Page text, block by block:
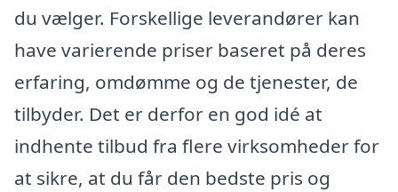
du vælger. Forskellige leverandører kan
have varierende priser baseret på deres
erfaring, omdømme og de tjenester, de
tilbyder. Det er derfor en god idé at
indhente tilbud fra flere virksomheder for
at sikre, at du får den bedste pris og